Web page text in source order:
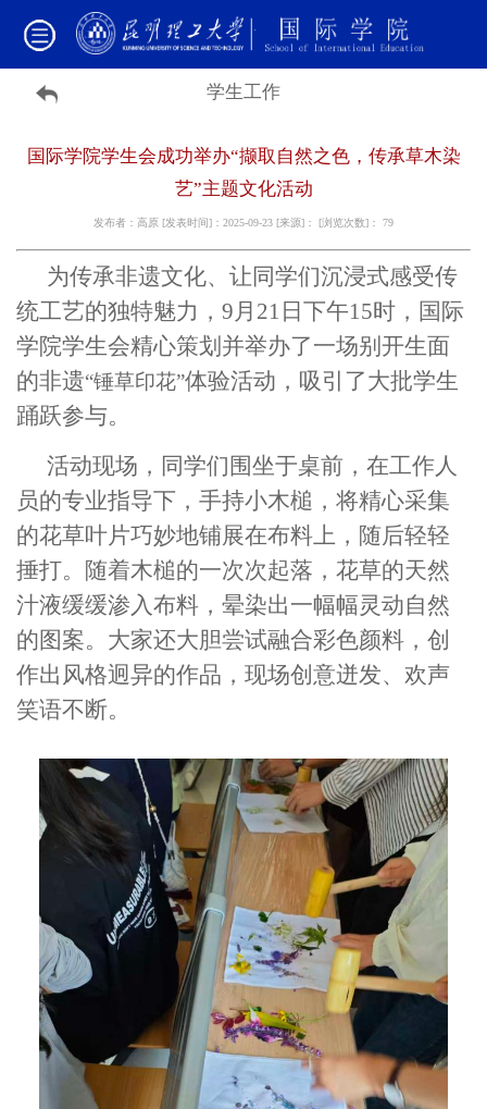
学生工作
国际学院学生会成功举办“撷取自然之色，传承草木染
艺”主题文化活动
发布者：高原 [发表时间]：2025-09-23 [来源]： [浏览次数]： 79
为传承非遗文化、让同学们沉浸式感受传
统工艺的独特魅力，9月21日下午15时，国际
学院学生会精心策划并举办了一场别开生面
的非遗“锤草印花”体验活动，吸引了大批学生
踊跃参与。
活动现场，同学们围坐于桌前，在工作人
员的专业指导下，手持小木槌，将精心采集
的花草叶片巧妙地铺展在布料上，随后轻轻
捶打。随着木槌的一次次起落，花草的天然
汁液缓缓渗入布料，晕染出一幅幅灵动自然
的图案。大家还大胆尝试融合彩色颜料，创
作出风格迥异的作品，现场创意迸发、欢声
笑语不断。